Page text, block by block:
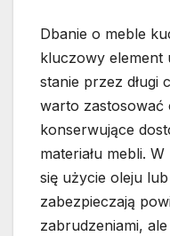
Dbanie o meble
kluczowy element
stanie przez długi
warto zastosować
konserwujące
materiału mebli.
się użycie oleju
zabezpieczają
zabrudzeniami,